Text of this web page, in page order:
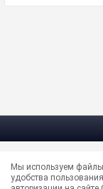
Сообщить об
Мы используем
удобства